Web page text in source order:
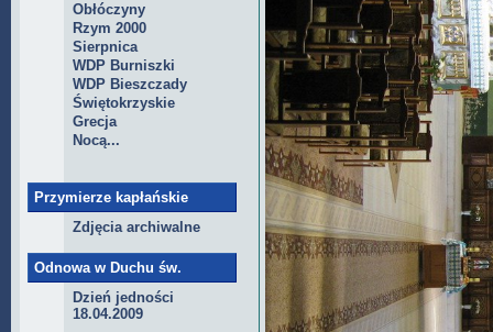
Obłóczyny
Rzym 2000
Sierpnica
WDP Burniszki
WDP Bieszczady
Świętokrzyskie
Grecja
Nocą...
Przymierze kapłańskie
Zdjęcia archiwalne
Odnowa w Duchu św.
Dzień jedności
18.04.2009